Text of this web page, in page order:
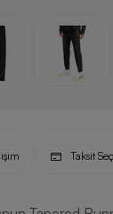
Taksit